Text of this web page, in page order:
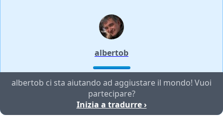
albertob
albertob ci sta aiutando ad aggiustare il mondo! Vuoi
partecipare?
Inizia a tradurre ›